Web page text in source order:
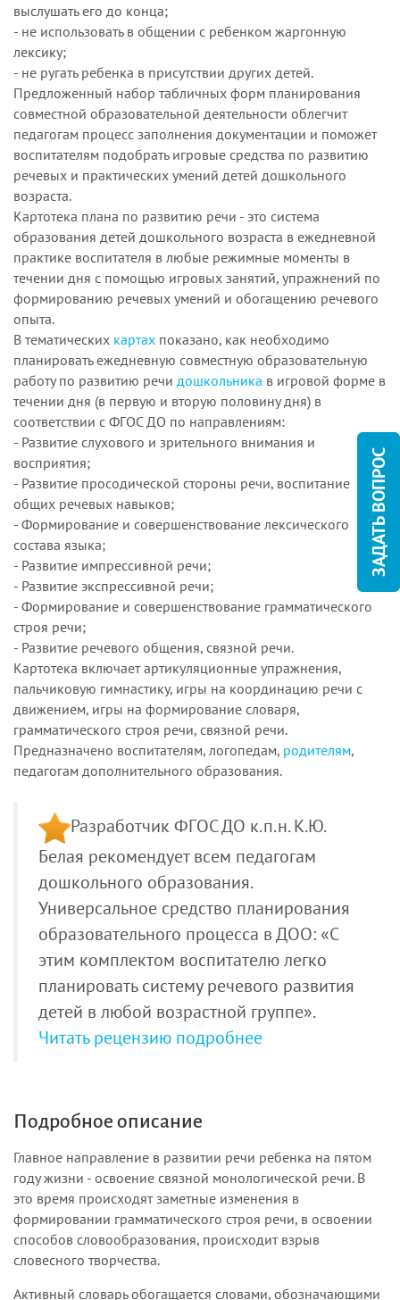
выслушать его до конца;
- не использовать в общении с ребенком жаргонную
лексику;
- не ругать ребенка в присутствии других детей.
Предложенный набор табличных форм планирования
совместной образовательной деятельности облегчит
педагогам процесс заполнения документации и поможет
воспитателям подобрать игровые средства по развитию
речевых и практических умений детей дошкольного
возраста.
Картотека плана по развитию речи - это система
образования детей дошкольного возраста в ежедневной
практике воспитателя в любые режимные моменты в
течении дня с помощью игровых занятий, упражнений по
формированию речевых умений и обогащению речевого
опыта.
В тематических картах показано, как необходимо
планировать ежедневную совместную образовательную
работу по развитию речи дошкольника в игровой форме в
течении дня (в первую и вторую половину дня) в
соответствии с ФГОС ДО по направлениям:
- Развитие слухового и зрительного внимания и
восприятия;
- Развитие просодической стороны речи, воспитание
общих речевых навыков;
- Формирование и совершенствование лексического
состава языка;
- Развитие импрессивной речи;
- Развитие экспрессивной речи;
- Формирование и совершенствование грамматического
строя речи;
- Развитие речевого общения, связной речи.
Картотека включает артикуляционные упражнения,
пальчиковую гимнастику, игры на координацию речи с
движением, игры на формирование словаря,
грамматического строя речи, связной речи.
Предназначено воспитателям, логопедам, родителям,
педагогам дополнительного образования.
Разработчик ФГОС ДО к.п.н. К.Ю.
Белая рекомендует всем педагогам
дошкольного образования.
Универсальное средство планирования
образовательного процесса в ДОО: «С
этим комплектом воспитателю легко
планировать систему речевого развития
детей в любой возрастной группе».
Читать рецензию подробнее
Подробное описание
Главное направление в развитии речи ребенка на пятом
году жизни - освоение связной монологи­ческой речи. В
это время происходят заметные изменения в
формировании грамматического строя речи, в освоении
способов словообразования, происходит взрыв
словесного творчества.
Активный словарь обогащается словами, обозначающими
ЗАДАТЬ ВОПРОС